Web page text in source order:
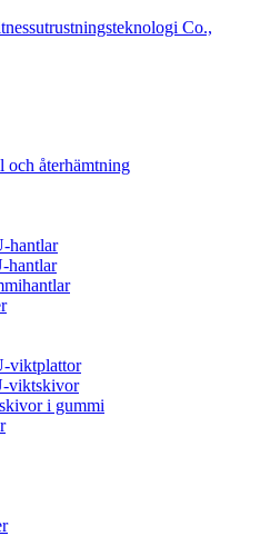
och återhämtning
hantlar
hantlar
viktplattor
viktskivor
i gummi